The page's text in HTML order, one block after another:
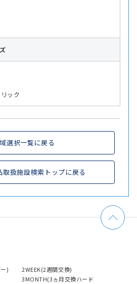
ック
選択一覧に戻る
取扱施設検索トップに戻る
)
2WEEK(2週間交換)
3MONTH(3ヵ月交換ハード